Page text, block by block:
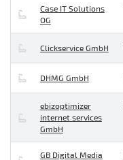
Case IT Solutions
OG
Clickservice GmbH
DHMG GmbH
ebizoptimizer
internet services
GmbH
GB Digital Media